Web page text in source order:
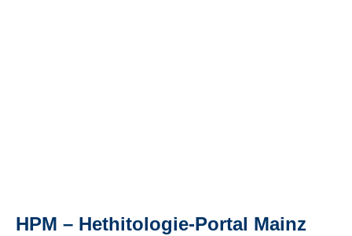
HPM – Hethitologie-Portal Mainz